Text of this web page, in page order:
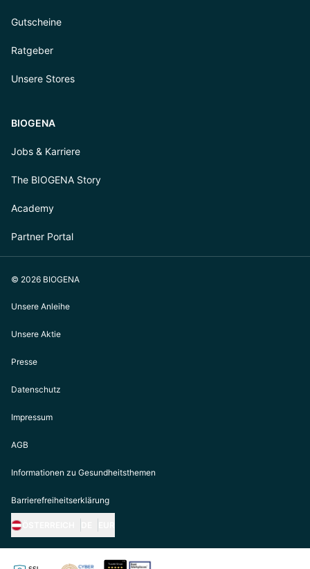
Gutscheine
Ratgeber
Unsere Stores
BIOGENA
Jobs & Karriere
The BIOGENA Story
Academy
Partner Portal
© 2026 BIOGENA
Unsere Anleihe
Unsere Aktie
Presse
Datenschutz
Impressum
AGB
Informationen zu Gesundheitsthemen
Barrierefreiheitserklärung
https://biogena.com/de-at
https://biogena.com/de-de